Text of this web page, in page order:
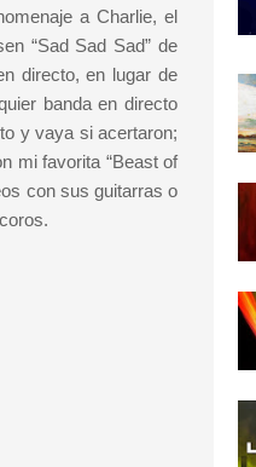
a Charlie, el
“Sad Sad Sad” de
directo, en lugar de
banda en directo
y vaya si acertaron;
mi favorita “Beast of
con sus guitarras o